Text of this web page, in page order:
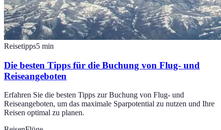
Reisetipps5 min
Die besten Tipps für die Buchung von Flug- und
Reiseangeboten
Erfahren Sie die besten Tipps zur Buchung von Flug- und
Reiseangeboten, um das maximale Sparpotential zu nutzen und Ihre
Reisen optimal zu planen.